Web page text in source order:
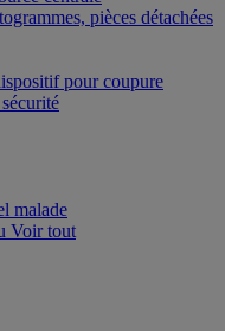
pièces détachées
pour coupure
malade
Voir tout